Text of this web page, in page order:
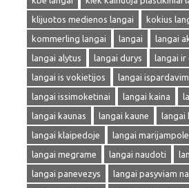
klijuotos medienos langai
kokius
kommerling langai
langai langai
langai alytus
langai durys
langai ir
langai is vokietijos
langai
langai issimoketinai
langai kaina
langai kaunas
langai kaune
langai
langai klaipedoje
langai marijampole
langai megrame
langai naudoti
langai panevezys
langai pasyviam